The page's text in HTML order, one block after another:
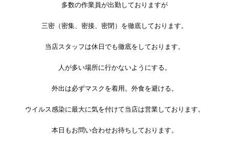
多数の作業員が出勤しておりますが
三密（密集、密接、密閉）を徹底しております。
当店スタッフは休日でも徹底をしております。
人が多い場所に行かないようにする。
外出は必ずマスクを着用。外食を避ける。
ウイルス感染に最大に気を付けて当店は営業しております。
本日もお問い合わせお待ちしております。